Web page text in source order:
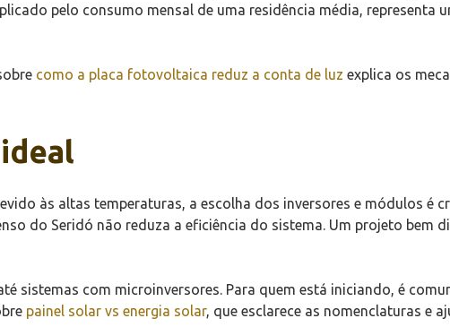
pelo consumo mensal de uma residência média, representa
como a placa fotovoltaica reduz a conta de luz explica os
às altas temperaturas, a escolha dos inversores e módulos é
do Seridó não reduza a eficiência do sistema. Um projeto bem
sistemas com microinversores. Para quem está iniciando, é
painel solar vs energia solar, que esclarece as nomenclaturas e